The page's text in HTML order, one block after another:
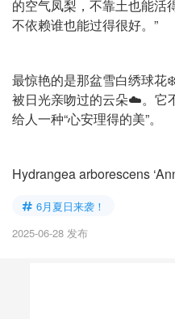
的空气凤梨，不靠土也能活
不依赖谁也能过得很好。”
最惊艳的是那盆雪白绣球花
被日光亲吻过的云朵☁️。它
给人一种“心安理得的美”。
Hydrangea arborescens
6月夏日来袭！
2025-06-28 发布